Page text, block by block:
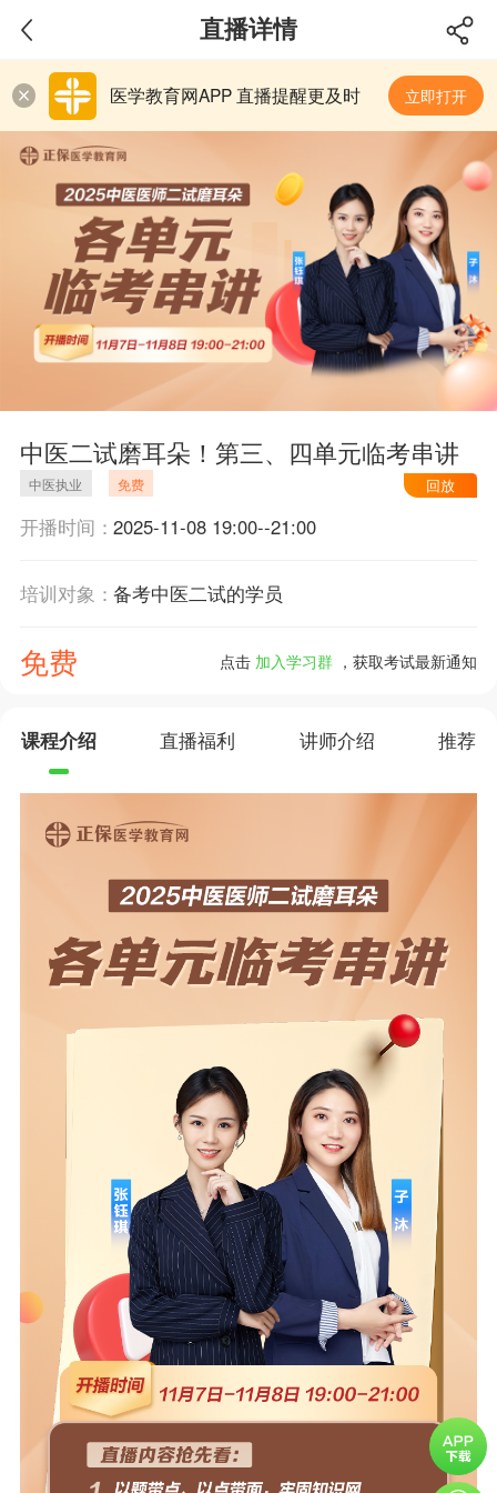
直播详情
医学教育网APP 直播提醒更及时 立即打开
中医二试磨耳朵！第三、四单元临考串讲
中医执业 免费 回放
开播时间：2025-11-08 19:00--21:00
培训对象：备考中医二试的学员
免费 点击 加入学习群 ，获取考试最新通知
课程介绍 直播福利 讲师介绍 推荐